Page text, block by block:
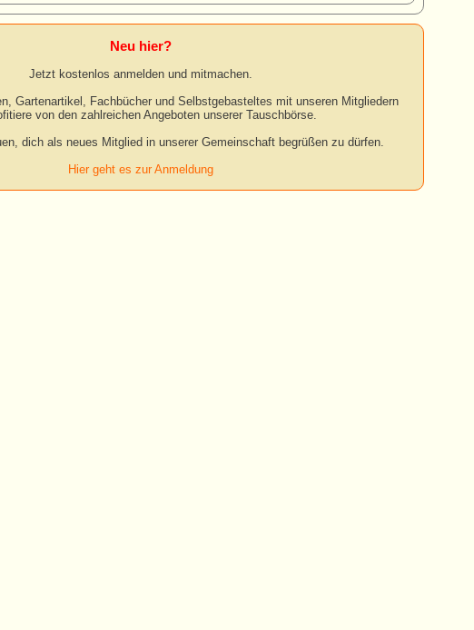
Neu hier?
Jetzt kostenlos anmelden und mitmachen.
Gartenartikel, Fachbücher und Selbstgebasteltes mit unseren Mitgliedern
von den zahlreichen Angeboten unserer Tauschbörse.
dich als neues Mitglied in unserer Gemeinschaft begrüßen zu dürfen.
Hier geht es zur Anmeldung